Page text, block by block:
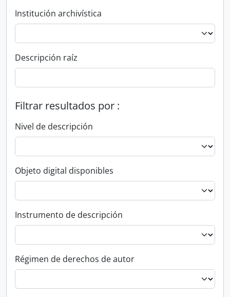
Institución archivística
Descripción raíz
Filtrar resultados por :
Nivel de descripción
Objeto digital disponibles
Instrumento de descripción
Régimen de derechos de autor